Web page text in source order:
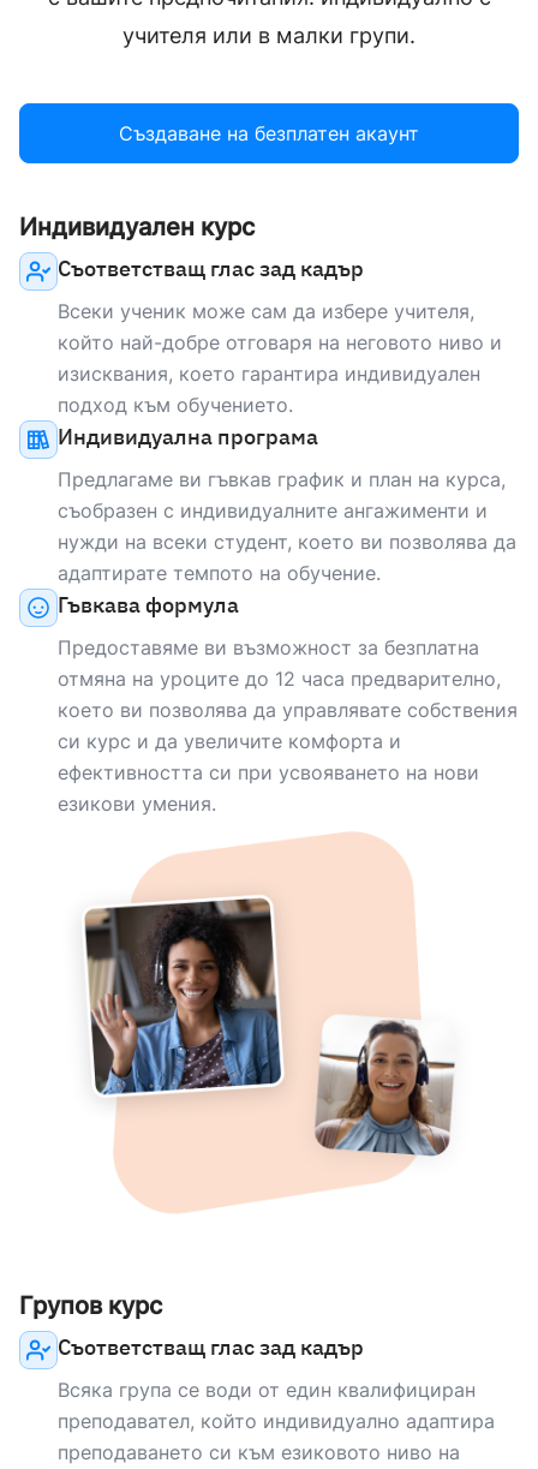
Matthew
НОСИТЕЛ НА ЕЗИКА
Anna
englishMother tongue
НОСИТЕЛ НА ЕЗИКА
David
english Mother tongue
НОСИТЕЛ НА ЕЗИКА
Elizabeth
englishMother tongue
НОСИТЕЛ НА ЕЗИКА
Alex
НОСИТЕЛ НА ЕЗИКА
Joanna
englishMother tongue
НОСИТЕЛ НА ЕЗИКА
Robin
englishMother tongue
учителя или в малки групи.
Създаване на безплатен акаунт
Индивидуален курс
Съответстващ глас зад кадър
Всеки ученик може сам да избере учителя,
който най-добре отговаря на неговото ниво и
изисквания, което гарантира индивидуален
подход към обучението.
Индивидуална програма
Предлагаме ви гъвкав график и план на курса,
съобразен с индивидуалните ангажименти и
нужди на всеки студент, което ви позволява да
адаптирате темпото на обучение.
Гъвкава формула
Предоставяме ви възможност за безплатна
отмяна на уроците до 12 часа предварително,
което ви позволява да управлявате собствения
си курс и да увеличите комфорта и
ефективността си при усвояването на нови
езикови умения.
Групов курс
Съответстващ глас зад кадър
Всяка група се води от един квалифициран
преподавател, който индивидуално адаптира
преподаването си към езиковото ниво на